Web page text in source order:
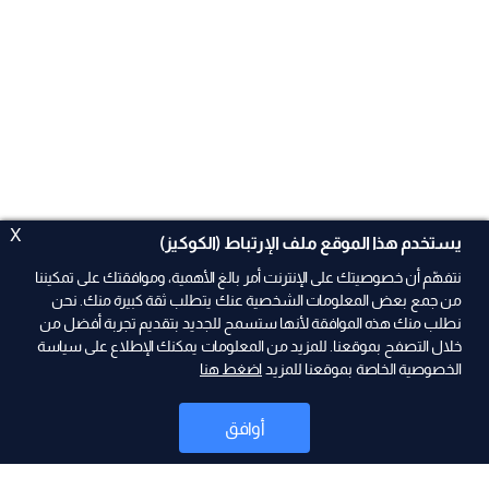
X يستخدم هذا الموقع ملف الإرتباط (الكوكيز)
نتفهّم أن خصوصيتك على الإنترنت أمر بالغ الأهمية، وموافقتك على تمكيننا
من جمع بعض المعلومات الشخصية عنك يتطلب ثقة كبيرة منك. نحن
نطلب منك هذه الموافقة لأنها ستسمح للجديد بتقديم تجربة أفضل من
خلال التصفح بموقعنا. للمزيد من المعلومات يمكنك الإطلاع على سياسة
الخصوصية الخاصة بموقعنا للمزيد اضغط هنا
أوافق
ad